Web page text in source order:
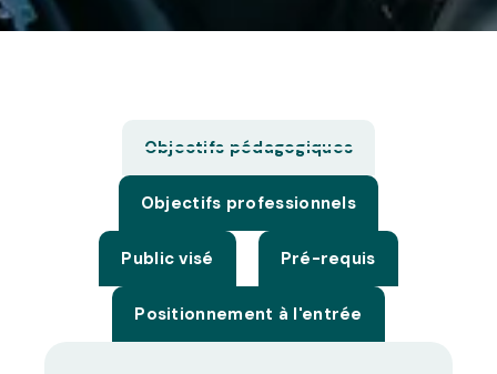
Objectifs pédagogiques
Objectifs professionnels
Public visé Pré-requis
Positionnement à l'entrée